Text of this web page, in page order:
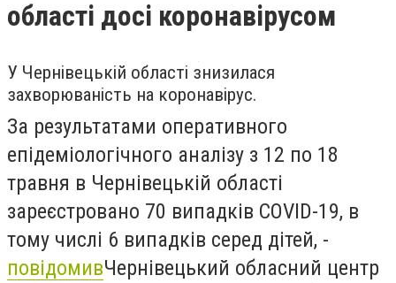
області досі коронавірусом
У Чернівецькій області знизилася
захворюваність на коронавірус.
За результатами оперативного
епідеміологічного аналізу з 12 по 18
травня в Чернівецькій області
зареєстровано 70 випадків COVID-19, в
тому числі 6 випадків серед дітей, -
повідомивЧернівецький обласний центр